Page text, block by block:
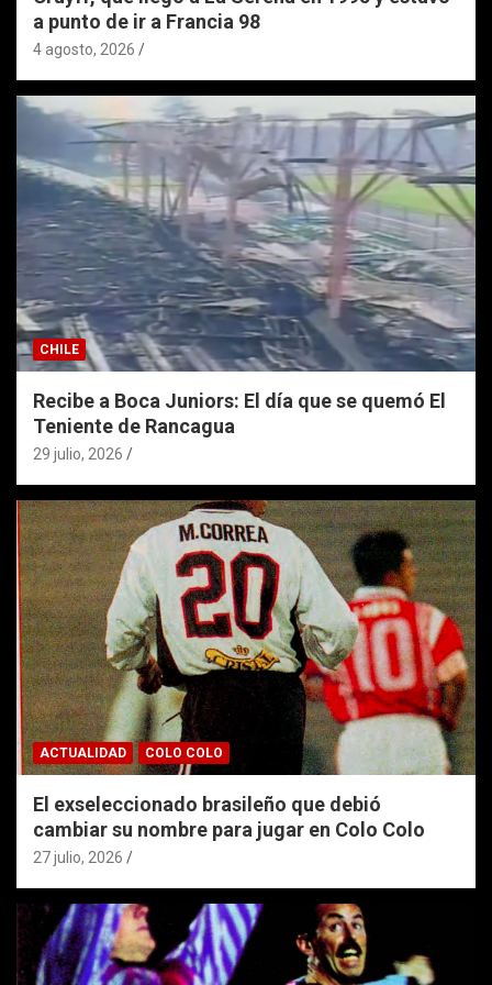
a punto de ir a Francia 98
4 agosto, 2026
CHILE
Recibe a Boca Juniors: El día que se quemó El
Teniente de Rancagua
29 julio, 2026
ACTUALIDAD COLO COLO
El exseleccionado brasileño que debió
cambiar su nombre para jugar en Colo Colo
27 julio, 2026